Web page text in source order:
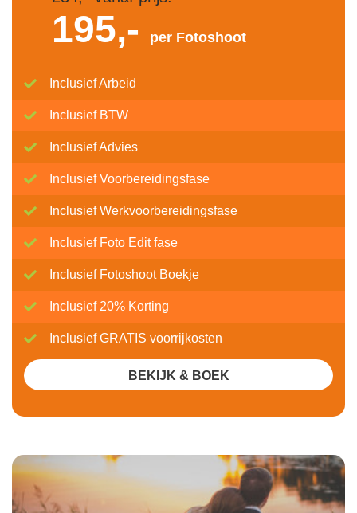
195,- per Fotoshoot
Inclusief Arbeid
Inclusief BTW
Inclusief Advies
Inclusief Voorbereidingsfase
Inclusief Werkvoorbereidingsfase
Inclusief Foto Edit fase
Inclusief Fotoshoot Boekje
Inclusief 20% Korting
Inclusief GRATIS voorrijkosten
BEKIJK & BOEK